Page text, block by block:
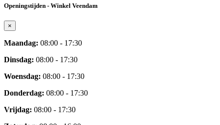
Openingstijden - Winkel Veendam
×
Maandag: 08:00 - 17:30
Dinsdag: 08:00 - 17:30
Woensdag: 08:00 - 17:30
Donderdag: 08:00 - 17:30
Vrijdag: 08:00 - 17:30